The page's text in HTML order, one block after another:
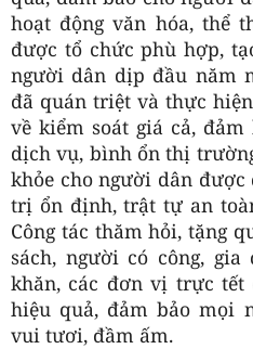
hoạt động văn hóa, thể
được tổ chức phù hợp,
người dân dịp đầu năm
đã quán triệt và thực
về kiểm soát giá cả, đảm
dịch vụ, bình ổn thị
khỏe cho người dân
trị ổn định, trật tự an
Công tác thăm hỏi, tặng
sách, người có công,
khăn, các đơn vị trực
hiệu quả, đảm bảo mọi
vui tươi, đầm ấm.